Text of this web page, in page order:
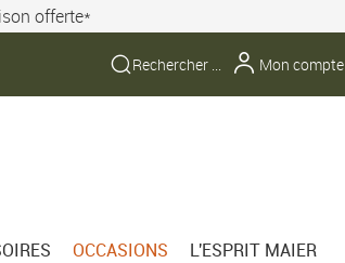
offerte*
Mon compte
OCCASIONS L'ESPRIT MAIER